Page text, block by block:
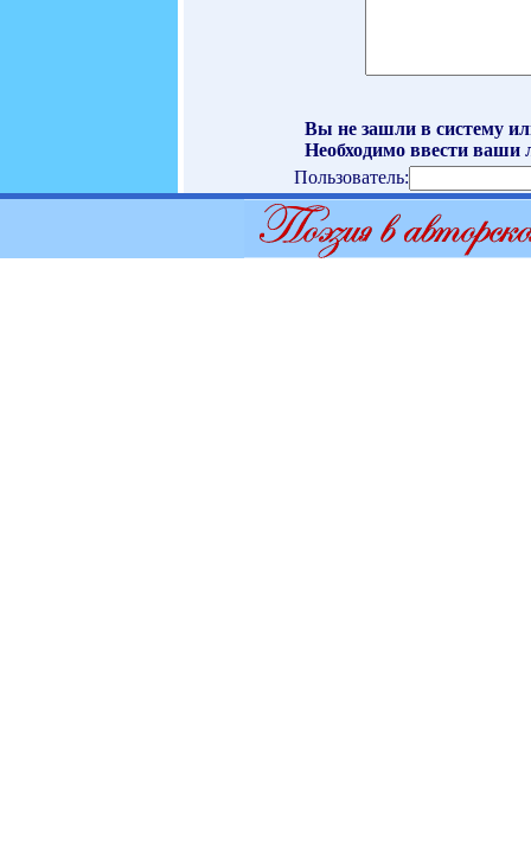
Вы не зашли в систему
Необходимо ввести ваши
Пользователь: